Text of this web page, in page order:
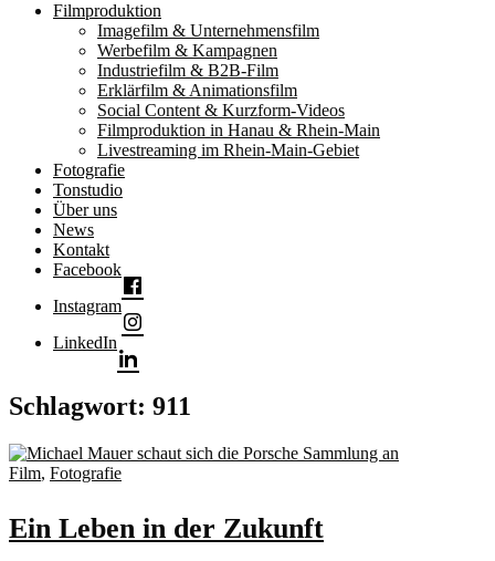
Filmproduktion
Imagefilm & Unternehmensfilm
Werbefilm & Kampagnen
Industriefilm & B2B-Film
Erklärfilm & Animationsfilm
Social Content & Kurzform-Videos
Filmproduktion in Hanau & Rhein-Main
Livestreaming im Rhein-Main-Gebiet
Fotografie
Tonstudio
Über uns
News
Kontakt
Facebook
Instagram
LinkedIn
Schlagwort: 911
Film, Fotografie
Ein Leben in der Zukunft